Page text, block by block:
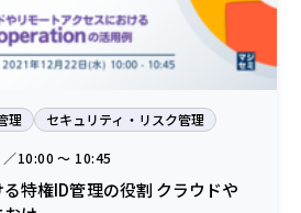
理 セキュリティ・リスク管理
10:00 〜 10:45
特権ID管理の役割 クラウドや